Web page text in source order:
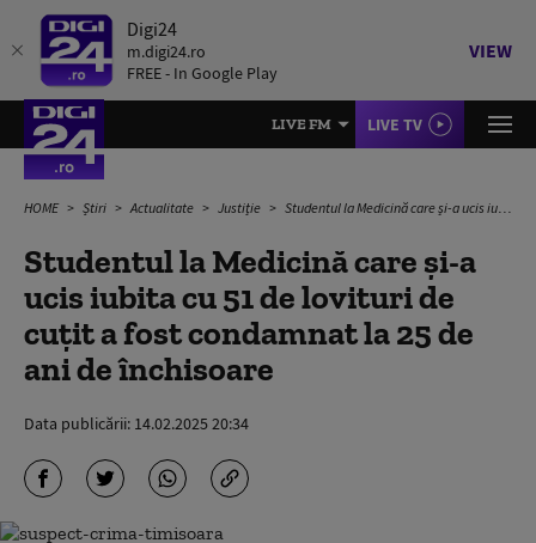
Digi24
m.digi24.ro
FREE - In Google Play
VIEW
LIVE FM LIVE TV
HOME Știri Actualitate Justiție Studentul la Medicină care și-a ucis iubita cu 51 de lovituri de cuțit a fost condamnat la 25 de ani de închisoare
Studentul la Medicină care și-a
ucis iubita cu 51 de lovituri de
cuțit a fost condamnat la 25 de
ani de închisoare
Data publicării: 14.02.2025 20:34